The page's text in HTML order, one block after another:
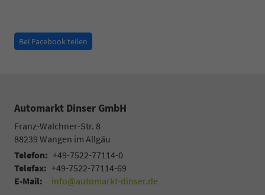
Bei Facebook teilen
Automarkt Dinser GmbH
Franz-Walchner-Str. 8
88239 Wangen im Allgäu
Telefon: +49-7522-77114-0
Telefax: +49-7522-77114-69
E-Mail:
info@automarkt-dinser.de